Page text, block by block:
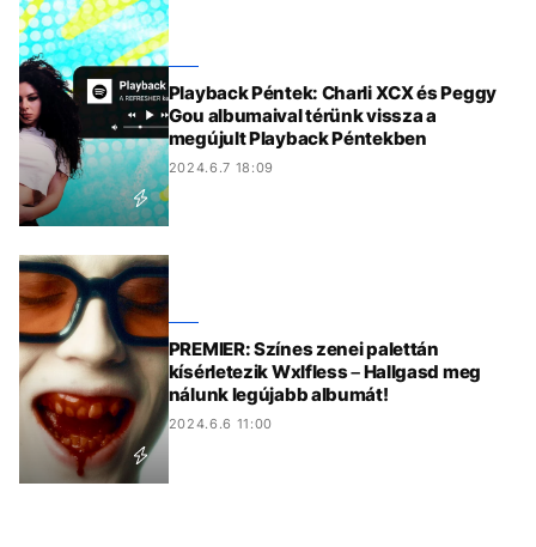
Playback Péntek: Charli XCX és Peggy
Gou albumaival térünk vissza a
megújult Playback Péntekben
2024.6.7 18:09
PREMIER: Színes zenei palettán
kísérletezik Wxlfless – Hallgasd meg
nálunk legújabb albumát!
2024.6.6 11:00